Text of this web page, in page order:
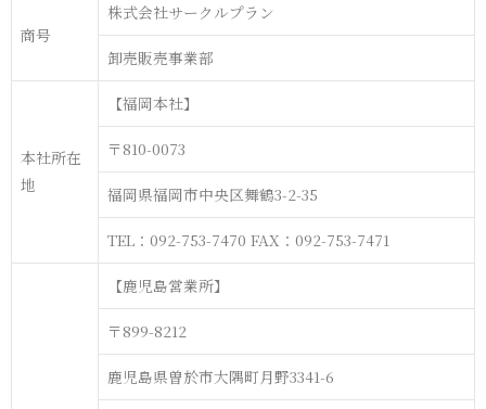
商号
株式会社サークルプラン
卸売販売事業部
本社所在
地
【福岡本社】
〒810-0073
福岡県福岡市中央区舞鶴3-2-35
TEL：092-753-7470 FAX：092-753-7471
【鹿児島営業所】
〒899-8212
鹿児島県曽於市大隅町月野3341-6